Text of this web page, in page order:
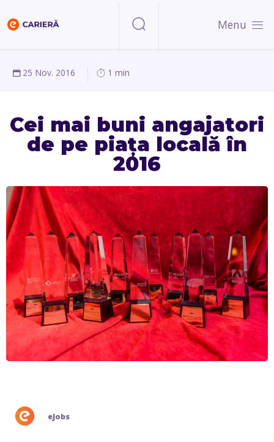
Menu
25 Nov. 2016 1 min
Cei mai buni angajatori
de pe piața locală în
2016
eJobs